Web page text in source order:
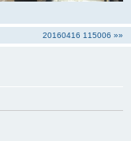
20160416 115006 »»